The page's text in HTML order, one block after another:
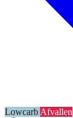
LowcarbAfvallen